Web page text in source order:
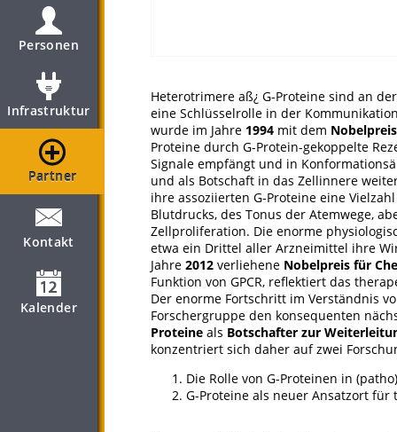
Personen
Infrastruktur
Partner
Kontakt
Kalender
Heterotrimere aß¿ G-Proteine sind an
eine Schlüsselrolle in der
wurde im Jahre 1994 mit dem
Proteine durch G-Protein-gekoppelte
Signale empfängt und in
und als Botschaft in das Zellinnere
ihre assoziierten G-Proteine eine
Blutdrucks, des Tonus der Atemwege,
Zellproliferation. Die enorme
etwa ein Drittel aller Arzneimittel ihre
Jahre 2012 verliehene Nobelpreis für
Funktion von GPCR, reflektiert das
Der enorme Fortschritt im Verständnis
Forschergruppe den konsequenten
Proteine als Botschafter zur
konzentriert sich daher auf zwei
Die Rolle von G-Proteinen in
G-Proteine als neuer Ansatzort